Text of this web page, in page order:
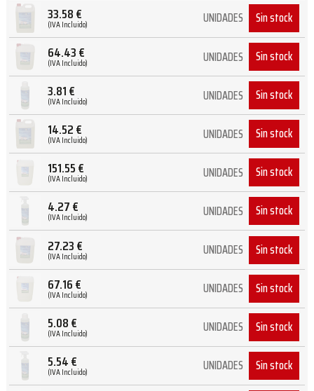
33.58€
(IVA Incluido) UNIDADES Sin stock
64.43€
(IVA Incluido) UNIDADES Sin stock
3.81€
(IVA Incluido) UNIDADES Sin stock
14.52€
(IVA Incluido) UNIDADES Sin stock
151.55€
(IVA Incluido) UNIDADES Sin stock
4.27€
(IVA Incluido) UNIDADES Sin stock
27.23€
(IVA Incluido) UNIDADES Sin stock
67.16€
(IVA Incluido) UNIDADES Sin stock
5.08€
(IVA Incluido) UNIDADES Sin stock
5.54€
(IVA Incluido) UNIDADES Sin stock